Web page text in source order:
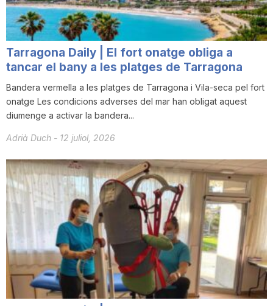
Tarragona Daily | El fort onatge obliga a
tancar el bany a les platges de Tarragona
Bandera vermella a les platges de Tarragona i Vila-seca pel fort
onatge Les condicions adverses del mar han obligat aquest
diumenge a activar la bandera...
Adrià Duch - 12 juliol, 2026